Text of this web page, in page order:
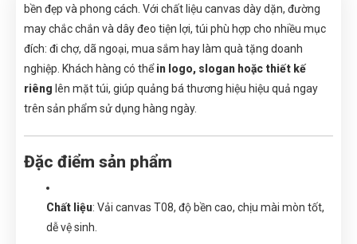
bền đẹp và phong cách. Với chất liệu canvas dày dặn, đường
may chắc chắn và dây đeo tiện lợi, túi phù hợp cho nhiều mục
đích: đi chợ, dã ngoại, mua sắm hay làm quà tặng doanh
nghiệp. Khách hàng có thểin logo, slogan hoặc thiết kế
riêng lên mặt túi, giúp quảng bá thương hiệu hiệu quả ngay
trên sản phẩm sử dụng hàng ngày.
Đặc điểm sản phẩm
Chất liệu: Vải canvas T08, độ bền cao, chịu mài mòn tốt,
dễ vệ sinh.